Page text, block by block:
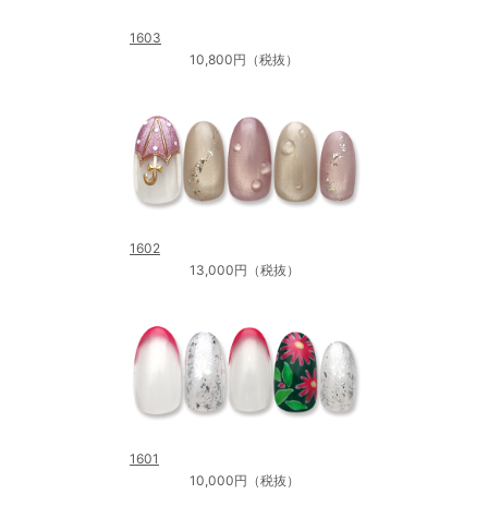
1603
10,800円（税抜）
1602
13,000円（税抜）
1601
10,000円（税抜）